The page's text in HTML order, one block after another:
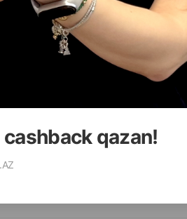
qazan!
( Rəylər)
15.50
ALMAQ